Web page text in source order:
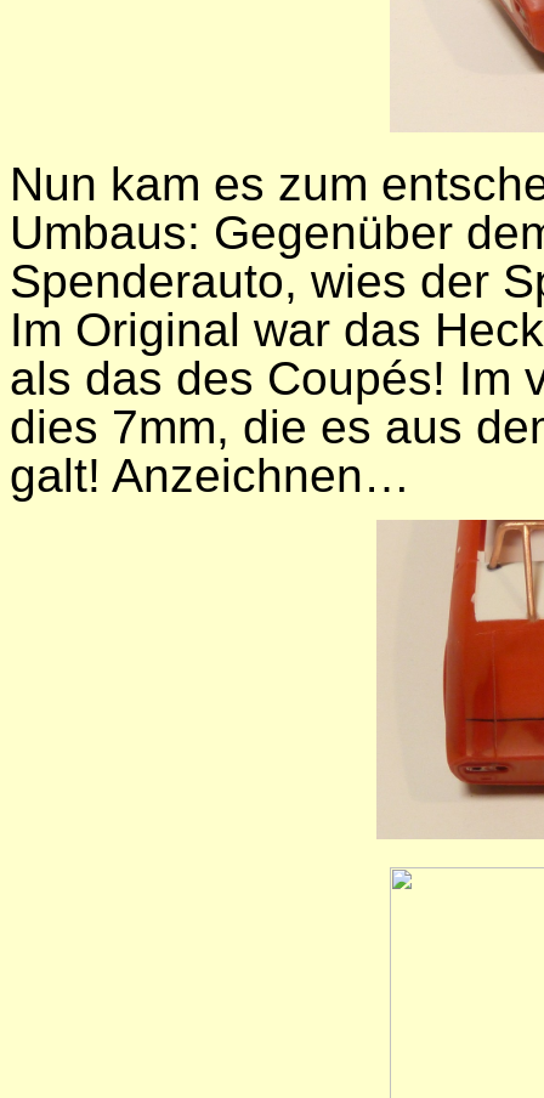
Nun kam es zum
Umbaus: Gegenüber
Spenderauto, wies der
Im Original war das
als das des Coupés! Im
dies 7mm, die es aus
galt! Anzeichnen…